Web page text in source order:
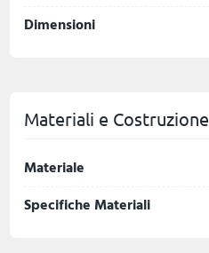
Dimensioni
Materiali e Costruzione
Materiale
Specifiche Materiali